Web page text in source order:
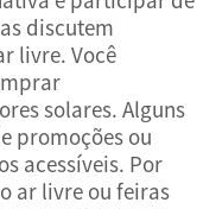
discutem
livre. Você
solares. Alguns
promoções ou
acessíveis. Por
ar livre ou feiras